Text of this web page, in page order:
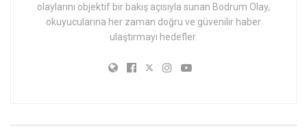
olaylarını objektif bir bakış açısıyla sunan Bodrum Olay,
okuyucularına her zaman doğru ve güvenilir haber
ulaştırmayı hedefler.